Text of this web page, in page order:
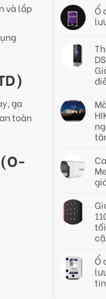
và lắp
ga
toàn
Ổ
Ổ